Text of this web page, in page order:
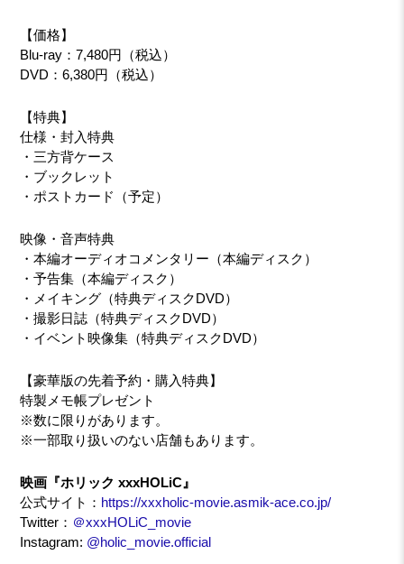
【価格】
Blu-ray：7,480円（税込）
DVD：6,380円（税込）
【特典】
仕様・封入特典
・三方背ケース
・ブックレット
・ポストカード（予定）
映像・音声特典
・本編オーディオコメンタリー（本編ディスク）
・予告集（本編ディスク）
・メイキング（特典ディスクDVD）
・撮影日誌（特典ディスクDVD）
・イベント映像集（特典ディスクDVD）
【豪華版の先着予約・購入特典】
特製メモ帳プレゼント
※数に限りがあります。
※一部取り扱いのない店舗もあります。
映画『ホリック xxxHOLiC』
公式サイト： https://xxxholic-movie.asmik-ace.co.jp/
Twitter： ＠xxxHOLiC_movie
Instagram: @holic_movie.official